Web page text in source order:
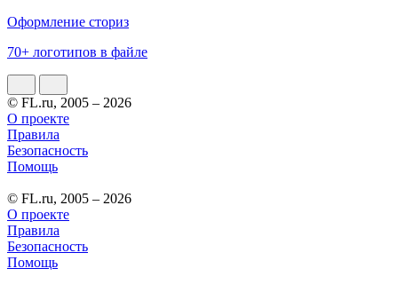
Оформление сториз
70+ логотипов в файле
© FL.ru, 2005 – 2026
О проекте
Правила
Безопасность
Помощь
© FL.ru, 2005 – 2026
О проекте
Правила
Безопасность
Помощь